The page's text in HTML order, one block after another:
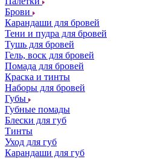
Брови
Карандаши для бровей
Тени и пудра для бровей
Тушь для бровей
Гель, воск для бровей
Помада для бровей
Краска и тинты
Наборы для бровей
Губы
Губные помады
Блески для губ
Тинты
Уход для губ
Карандаши для губ